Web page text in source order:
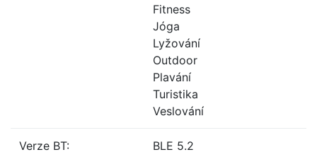
Fitness
Jóga
Lyžování
Outdoor
Plavání
Turistika
Veslování
Verze BT: BLE 5.2